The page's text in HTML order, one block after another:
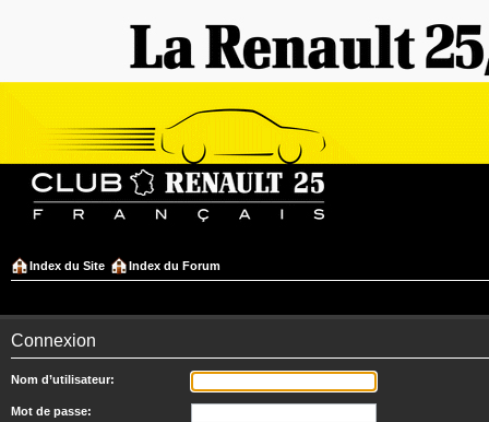
Index du Site Index du Forum
Connexion
Nom d’utilisateur:
Mot de passe: